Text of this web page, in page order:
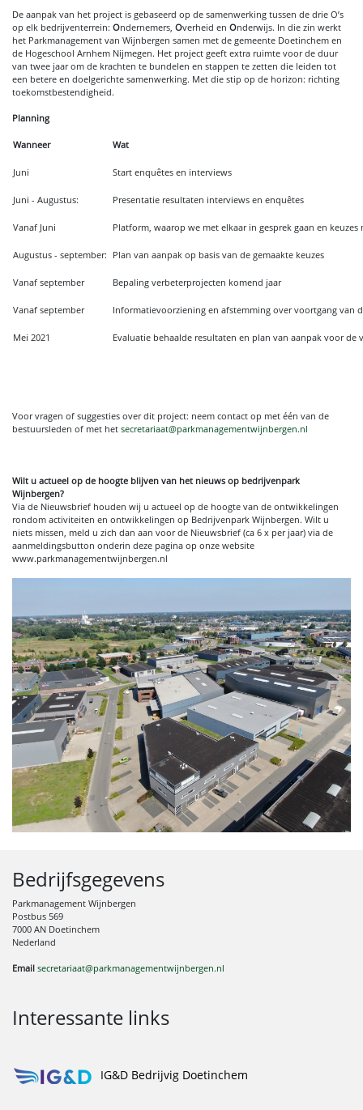
De aanpak van het project is gebaseerd op de samenwerking tussen de drie O’s
op elk bedrijventerrein: Ondernemers, Overheid en Onderwijs. In die zin werkt
het Parkmanagement van Wijnbergen samen met de gemeente Doetinchem en
de Hogeschool Arnhem Nijmegen. Het project geeft extra ruimte voor de duur
van twee jaar om de krachten te bundelen en stappen te zetten die leiden tot
een betere en doelgerichte samenwerking. Met die stip op de horizon: richting
toekomstbestendigheid.
Planning
Wanneer Wat
Juni Start enquêtes en interviews
Juni - Augustus: Presentatie resultaten interviews en enquêtes
Vanaf Juni Platform, waarop we met elkaar in gesprek gaan en keuzes
Augustus - september: Plan van aanpak op basis van de gemaakte keuzes
Vanaf september Bepaling verbeterprojecten komend jaar
Vanaf september Informatievoorziening en afstemming over voortgang van
Mei 2021 Evaluatie behaalde resultaten en plan van aanpak voor de
Voor vragen of suggesties over dit project: neem contact op met één van de
bestuursleden of met het secretariaat@parkmanagementwijnbergen.nl
Wilt u actueel op de hoogte blijven van het nieuws op bedrijvenpark
Wijnbergen?
Via de Nieuwsbrief houden wij u actueel op de hoogte van de ontwikkelingen
rondom activiteiten en ontwikkelingen op Bedrijvenpark Wijnbergen. Wilt u
niets missen, meld u zich dan aan voor de Nieuwsbrief (ca 6 x per jaar) via de
aanmeldingsbutton onderin deze pagina op onze website
www.parkmanagementwijnbergen.nl
Bedrijfsgegevens
Parkmanagement Wijnbergen
Postbus 569
7000 AN Doetinchem
Nederland
Email secretariaat@parkmanagementwijnbergen.nl
Interessante links
IG&D Bedrijvig Doetinchem